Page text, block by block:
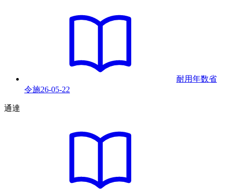
耐用年数省
令施26-05-22
通達